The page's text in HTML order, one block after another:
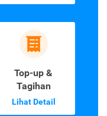
Top-up &
Tagihan
Lihat Detail